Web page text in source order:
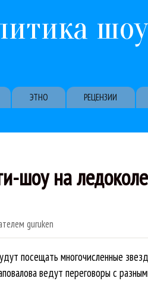
ЭТНО РЕЦЕНЗИИ
на ледоколе.
guruken
посещать многочисленные
ведут переговоры с